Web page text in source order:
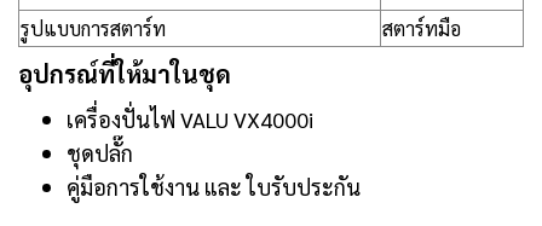
รูปแบบการสตาร์ท
สตาร์ทมือ
อุปกรณ์ที่ให้มาในชุด
เครื่องปั่นไฟ VALU VX4000i
ชุดปลั๊ก
คู่มือการใช้งาน และ ใบรับประกัน